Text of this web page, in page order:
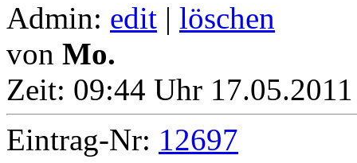
Admin: edit | löschen
von Mo.
Zeit: 09:44 Uhr
Eintrag-Nr: 12697